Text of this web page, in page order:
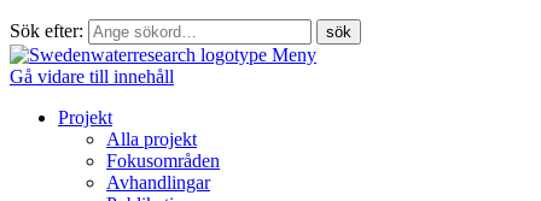
Sök efter:
Meny
Gå vidare till innehåll
Projekt
Alla projekt
Fokusområden
Avhandlingar